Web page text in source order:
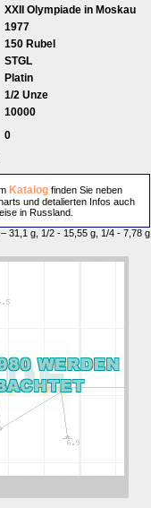
XXII Olympiade in Moskau
1977
150 Rubel
STGL
Platin
1/2 Unze
10000
0
Katalogfinden Sie neben
und detalierten Infos auch
in Russland.
31,1 g, 1/2 - 15,55 g, 1/4 - 7,78 g